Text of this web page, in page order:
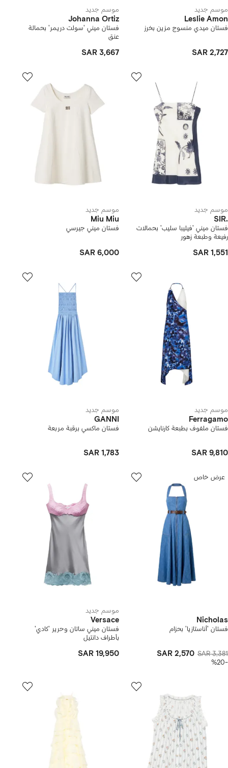
موسم جديد
Leslie Amon
فستان ميدي منسوج مزين بخرز
SAR 2,727
موسم جديد
Johanna Ortiz
فستان ميني 'سولت دريمر' بحمالة
عنق
SAR 3,667
موسم جديد
SIR.
فستان ميني 'فيليبا سليب' بحمالات
رفيعة وطبعة زهور
SAR 1,551
موسم جديد
Miu Miu
فستان ميني جيرسي
SAR 6,000
موسم جديد
Ferragamo
فستان ملفوف بطبعة كارنايشن
SAR 9,810
موسم جديد
GANNI
فستان ماكسي برقبة مربعة
SAR 1,783
عرض خاص
Nicholas
فستان 'أناستازيا' بحزام
SAR 3,381
SAR 2,570
-%20
موسم جديد
Versace
فستان ميني ساتان وحرير 'كادي'
بأطراف دانتيل
SAR 19,950